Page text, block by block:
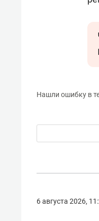
Нашли ошибку в
6 августа 2026,